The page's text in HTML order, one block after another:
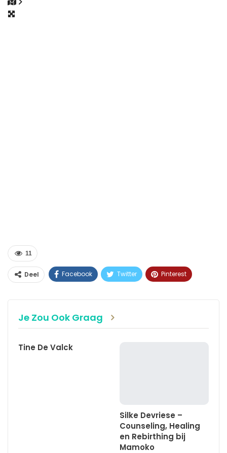
11
Deel Facebook Twitter Pinterest
Je Zou Ook Graag
Tine De Valck
Silke Devriese –
Counseling, Healing
en Rebirthing bij
Mamoko